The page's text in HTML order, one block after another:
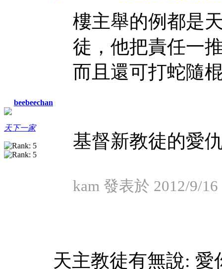
beebeechan
天下一家
樓主舉的例都是
徒，他把責任一
而且還可打蛇隨
基督新教徒的愛
kam 發表於 2012/9/16
天主教徒有無說: 愛